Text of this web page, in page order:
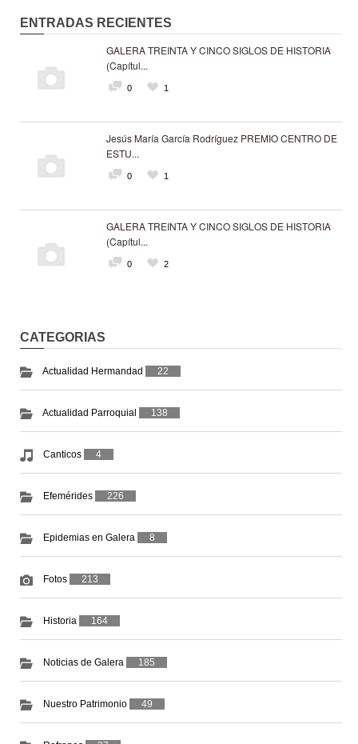
ENTRADAS RECIENTES
GALERA TREINTA Y CINCO SIGLOS DE HISTORIA
(Capítul...
0 1
Jesús María García Rodríguez PREMIO CENTRO DE
ESTU...
0 1
GALERA TREINTA Y CINCO SIGLOS DE HISTORIA
(Capítul...
0 2
CATEGORIAS
Actualidad Hermandad 22
Actualidad Parroquial 138
Canticos 4
Efemérides 226
Epidemias en Galera 8
Fotos 213
Historia 164
Noticias de Galera 185
Nuestro Patrimonio 49